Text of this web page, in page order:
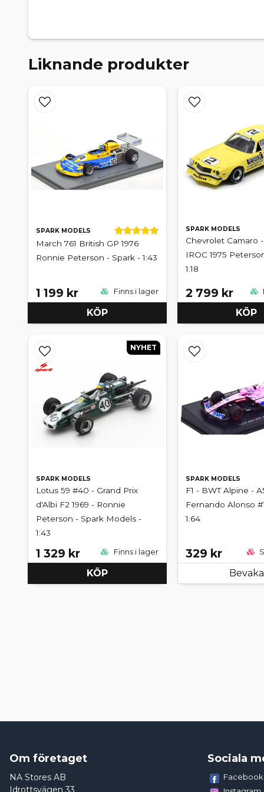
Liknande produkter
SPARK MODELS
March 761 British GP 1976
Ronnie Peterson - Spark - 1:43
1 199 kr Finns i lager
KÖP
SPARK MODELS
Chevrolet Camaro
IROC 1975
1:18
2 799 kr
KÖP
SPARK MODELS
Lotus 59 #40 - Grand Prix
d'Albi F2 1969 - Ronnie
Peterson - Spark Models -
1:43
1 329 kr Finns i lager
KÖP
NYHET
SPARK MODELS
F1 - BWT Alpine -
Fernando Alonso
1:64
329 kr
Bevaka
Om företaget
NA Stores AB
Idrottsvägen 33
Sociala
Facebook